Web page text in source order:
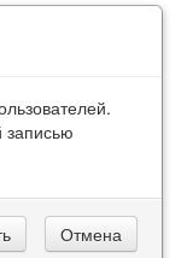
записью